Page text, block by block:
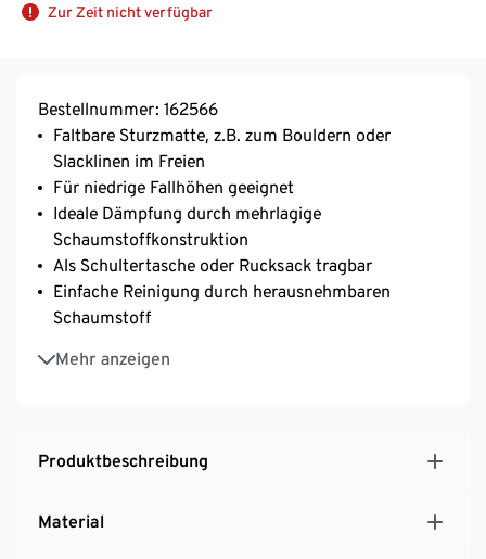
Zur Zeit nicht verfügbar
Bestellnummer: 162566
Faltbare Sturzmatte, z.B. zum Bouldern oder
Slacklinen im Freien
Für niedrige Fallhöhen geeignet
Ideale Dämpfung durch mehrlagige
Schaumstoffkonstruktion
Als Schultertasche oder Rucksack tragbar
Einfache Reinigung durch herausnehmbaren
Schaumstoff
Mehr anzeigen
Strapazierfähiges Material hält wiederholten
Stürzen stand
Produktbeschreibung
Material